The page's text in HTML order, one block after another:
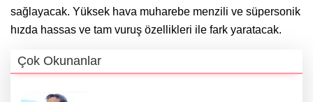
sağlayacak. Yüksek hava muharebe menzili ve süpersonik
hızda hassas ve tam vuruş özellikleri ile fark yaratacak.
Çok Okunanlar